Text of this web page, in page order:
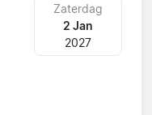
Zaterdag
2 Jan
2027